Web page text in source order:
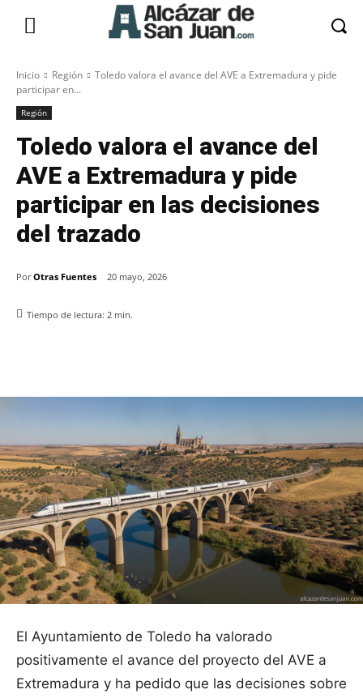
Inicio Región
Toledo valora el avance del AVE a Extremadura y pide
participar en...
Región
Toledo valora el avance del
AVE a Extremadura y pide
participar en las decisiones
del trazado
Por Otras Fuentes 20 mayo, 2026
Tiempo de lectura: 2 min.
El Ayuntamiento de Toledo ha valorado
positivamente el avance del proyecto del AVE a
Extremadura y ha pedido que las decisiones sobre